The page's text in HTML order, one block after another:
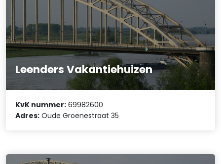
Leenders Vakantiehuizen
KvK nummer: 69982600
Adres: Oude Groenestraat 35